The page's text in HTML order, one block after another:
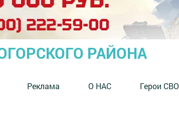
РАЙОНА
Реклама О НАС Герои СВО